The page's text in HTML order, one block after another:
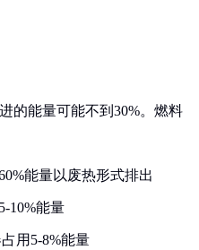
的能量可能不到30%。燃料
能量以废热形式排出
10%能量
用5-8%能量